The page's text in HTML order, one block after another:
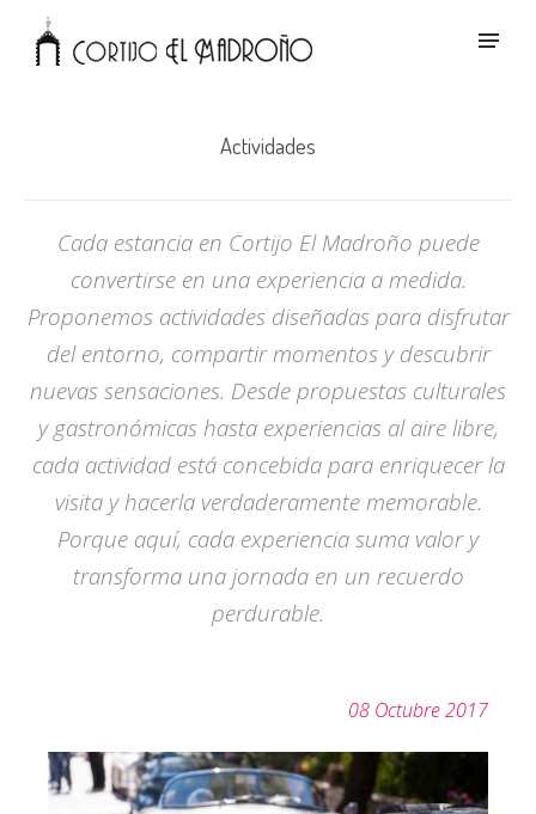
Actividades
Cada estancia en Cortijo El Madroño puede
convertirse en una experiencia a medida.
Proponemos actividades diseñadas para disfrutar
del entorno, compartir momentos y descubrir
nuevas sensaciones. Desde propuestas culturales
y gastronómicas hasta experiencias al aire libre,
cada actividad está concebida para enriquecer la
visita y hacerla verdaderamente memorable.
Porque aquí, cada experiencia suma valor y
transforma una jornada en un recuerdo
perdurable.
08 Octubre 2017